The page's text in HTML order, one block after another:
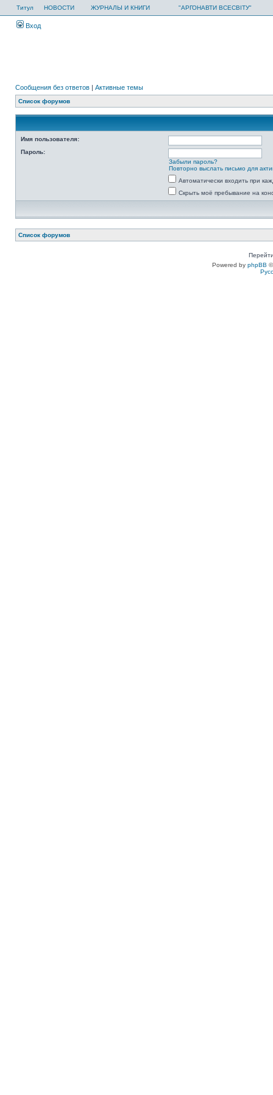
Титул НОВОСТИ ЖУРНАЛЫ И КНИГИ "АРГОНАВТИ ВСЕСВІТУ"
Вход
Сообщения без ответов | Активные темы
Список форумов
Имя пользователя:
Пароль:
Забыли пароль?
Повторно выслать письмо для
Автоматически входить при
Скрыть моё пребывание на
Список форумов
Powered by phpBB